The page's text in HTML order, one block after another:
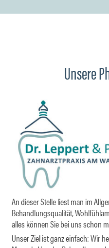
Unsere
An dieser Stelle liest man im
Behandlungsqualität,
alles können Sie bei uns schon
Unser Ziel ist ganz einfach: Wir